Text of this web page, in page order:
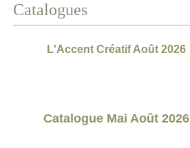
Catalogues
L'Accent Créatif Août 2026
Catalogue Mai Août 2026